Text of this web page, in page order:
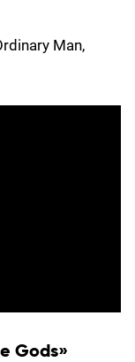
Man,
Gods»